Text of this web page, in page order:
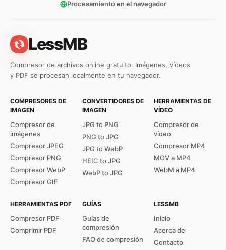
Procesamiento en el navegador
LessMB
Compresor de archivos online gratuito. Imágenes, vídeos
y PDF se procesan localmente en tu navegador.
COMPRESORES DE
IMAGEN
Compresor de
imágenes
Compresor JPEG
Compresor PNG
Compresor WebP
Compresor GIF
CONVERTIDORES DE
IMAGEN
JPG to PNG
PNG to JPG
JPG to WebP
HEIC to JPG
WebP to JPG
HERRAMIENTAS DE
VÍDEO
Compresor de
vídeo
Compresor MP4
MOV a MP4
WebM a MP4
HERRAMIENTAS PDF
Compresor PDF
Comprimir PDF
GUÍAS
Guías de
compresión
FAQ de compresión
LESSMB
Inicio
Acerca de
Contacto